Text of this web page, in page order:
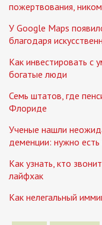
пожертвования,
У Google Maps
благодаря
Как инвестировать с
богатые люди
Семь штатов, где
Флориде
Ученые нашли
деменции: нужно
Как узнать, кто
лайфхак
Как нелегальный